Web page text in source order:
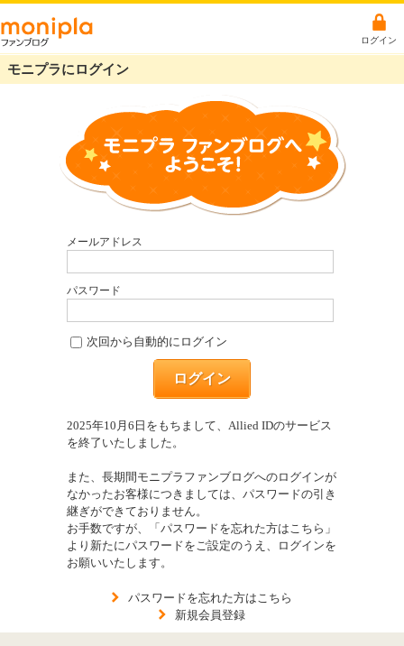
ログイン
モニプラにログイン
メールアドレス
パスワード
次回から自動的にログイン
ログイン
2025年10月6日をもちまして、Allied IDのサービス
を終了いたしました。
また、長期間モニプラファンブログへのログインが
なかったお客様につきましては、パスワードの引き
継ぎができておりません。
お手数ですが、「パスワードを忘れた方はこちら」
より新たにパスワードをご設定のうえ、ログインを
お願いいたします。
パスワードを忘れた方はこちら
新規会員登録